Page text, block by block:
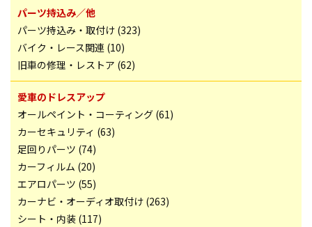
パーツ持込み／他
パーツ持込み・取付け (323)
バイク・レース関連 (10)
旧車の修理・レストア (62)
愛車のドレスアップ
オールペイント・コーティング (61)
カーセキュリティ (63)
足回りパーツ (74)
カーフィルム (20)
エアロパーツ (55)
カーナビ・オーディオ取付け (263)
シート・内装 (117)